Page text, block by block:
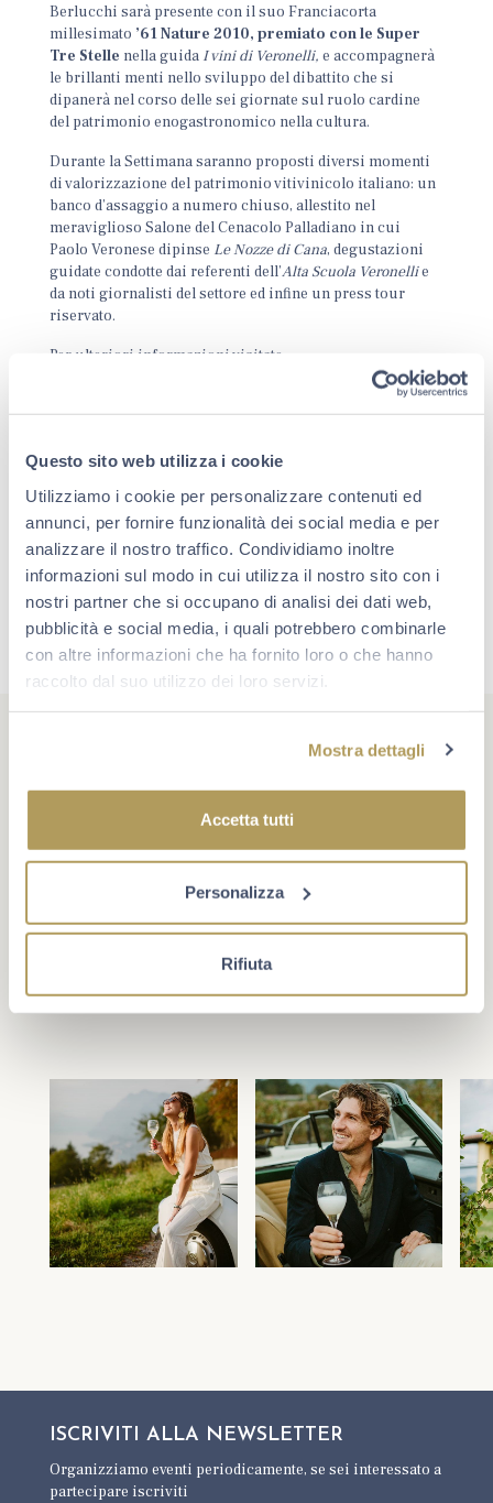
Questo sito web utilizza i cookie
Utilizziamo i cookie per personalizzare contenuti ed
annunci, per fornire funzionalità dei social media e per
analizzare il nostro traffico. Condividiamo inoltre
informazioni sul modo in cui utilizza il nostro sito con i
nostri partner che si occupano di analisi dei dati web,
pubblicità e social media, i quali potrebbero combinarle
con altre informazioni che ha fornito loro o che hanno
raccolto dal suo utilizzo dei loro servizi.
Mostra dettagli
Accetta tutti
Personalizza
Rifiuta
Berlucchi sarà presente con il suo Franciacorta
millesimato ’61 Nature 2010, premiato con le Super
Tre Stelle nella guida I vini di Veronelli,e accompagnerà
le brillanti menti nello sviluppo del dibattito che si
dipanerà nel corso delle sei giornate sul ruolo cardine
del patrimonio enogastronomico nella cultura.
Durante la Settimana saranno proposti diversi momenti
di valorizzazione del patrimonio vitivinicolo italiano: un
banco d’assaggio a numero chiuso, allestito nel
meraviglioso Salone del Cenacolo Palladiano in cui
Paolo Veronese dipinse Le Nozze di Cana, degustazioni
guidate condotte dai referenti dell’Alta Scuola Veronellie
da noti giornalisti del settore ed infine un press tour
riservato.
Per ulteriori informazioni visitate:
settimana-della-cultura-gastronomica/
#berlucchimoments
Che cosa rende un momento unico? A volte è un evento,
oppure un traguardo. Più spesso è la compagnia giusta e
social.
ISCRIVITI ALLA NEWSLETTER
Organizziamo eventi periodicamente,se sei interessato a
partecipare iscriviti